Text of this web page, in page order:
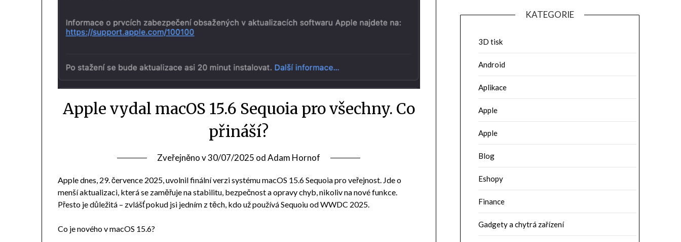
Apple vydal macOS 15.6 Sequoia pro všechny. Co
přináší?
Zveřejněno v30/07/2025 odAdam Hornof
Apple dnes, 29. července 2025, uvolnil finální verzi systému macOS 15.6 Sequoia pro veřejnost. Jde o
menší aktualizaci, která se zaměřuje na stabilitu, bezpečnost a opravy chyb, nikoliv na nové funkce.
Přesto je důležitá – zvlášť pokud jsi jedním z těch, kdo už používá Sequoiu od WWDC 2025.
Co je nového v macOS 15.6?
KATEGORIE
3D tisk
Android
Aplikace
Apple
Apple
Blog
Eshopy
Finance
Gadgety a chytrá zařízení